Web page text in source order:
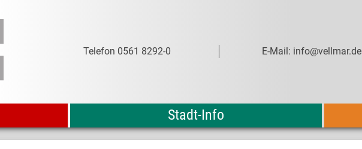
Telefon 0561 8292-0 E-Mail: info@vellmar.de
Stadt-Info